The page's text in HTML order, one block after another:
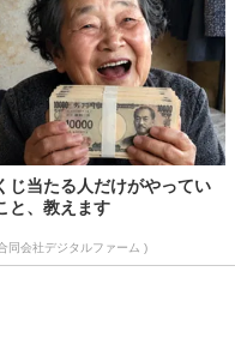
じ当たる人だけがやってい
と、教えます
同会社デジタルファーム )